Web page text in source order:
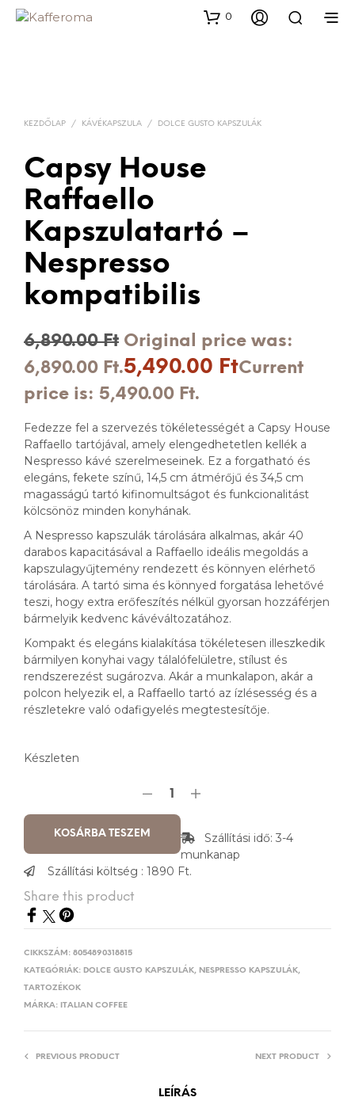
0
KEZDŐLAP / KÁVÉKAPSZULA / DOLCE GUSTO KAPSZULÁK
Capsy House
Raffaello
Kapszulatartó –
Nespresso
kompatibilis
6,890.00Ft Original price was:
6,890.00 Ft.5,490.00 FtCurrent
price is: 5,490.00 Ft.
Fedezze fel a szervezés tökéletességét a Capsy House
Raffaello tartójával, amely elengedhetetlen kellék a
Nespresso kávé szerelmeseinek. Ez a forgatható és
elegáns, fekete színű, 14,5 cm átmérőjű és 34,5 cm
magasságú tartó kifinomultságot és funkcionalitást
kölcsönöz minden konyhának.
A Nespresso kapszulák tárolására alkalmas, akár 40
darabos kapacitásával a Raffaello ideális megoldás a
kapszulagyűjtemény rendezett és könnyen elérhető
tárolására. A tartó sima és könnyed forgatása lehetővé
teszi, hogy extra erőfeszítés nélkül gyorsan hozzáférjen
bármelyik kedvenc kávéváltozatához.
Kompakt és elegáns kialakítása tökéletesen illeszkedik
bármilyen konyhai vagy tálalófelületre, stílust és
rendszerezést sugározva. Akár a munkalapon, akár a
polcon helyezik el, a Raffaello tartó az ízlésesség és a
részletekre való odafigyelés megtestesítője.
Készleten
KOSÁRBA TESZEM
Szállítási idő: 3-4
munkanap
Szállítási költség : 1890 Ft.
Share this product
CIKKSZÁM: 8054890318815
KATEGÓRIÁK: DOLCE GUSTO KAPSZULÁK, NESPRESSO KAPSZULÁK,
TARTOZÉKOK
MÁRKA: ITALIAN COFFEE
PREVIOUS PRODUCT NEXT PRODUCT
LEÍRÁS